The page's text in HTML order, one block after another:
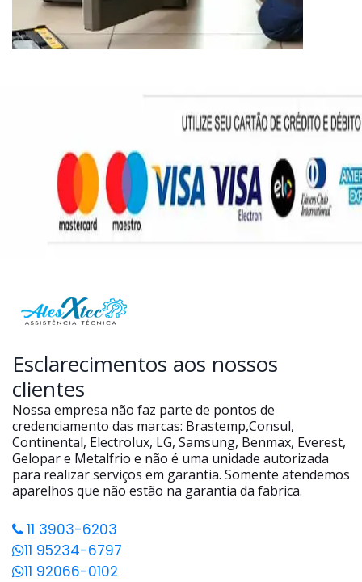
Esclarecimentos aos nossos
clientes
Nossa empresa não faz parte de pontos de
credenciamento das marcas: Brastemp,Consul,
Continental, Electrolux, LG, Samsung, Benmax, Everest,
Gelopar e Metalfrio e não é uma unidade autorizada
para realizar serviços em garantia. Somente atendemos
aparelhos que não estão na garantia da fabrica.
11 3903-6203
11 95234-6797
11 92066-0102